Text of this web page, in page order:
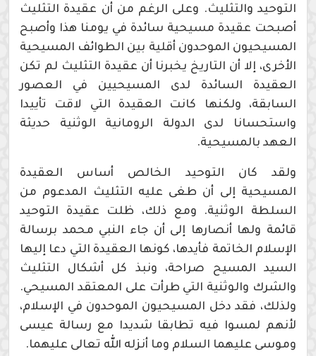
التوحيد والتثليث. وعلى الرغم من أن عقيدة التثليث
أصبحت عقيدة مسيحية سائدة في يومنا هذا وأصبح
المسيحيون الموحدون أقلية بين الطوائف المسيحية
الأخرى، إلا أن التاريخ يخبرنا أن عقيدة التثليث لم تكن
العقيدة السائدة لدى المسيحيين في العصور
السابقة، ولكنها كانت العقيدة التي لاقت تأييدا
واستحسانا لدى الدولة الرومانية الوثنية حديثة
العهد بالمسيحية.
ولقد كان التوحيد الخالص أساس العقيدة
المسيحية إلى أن طغى عليه التثليث المدعوم من
السلطة الوثنية. ومع ذلك، ظلت عقيدة التوحيد
قائمة ولها أنصارها إلى أن جاء النبي محمد برسالة
الإسلام الخاتمة فأيدها، كونها العقيدة التي دعا إليها
السيد المسيح صراحة، ونبذ كل أشكال التثليث
والشرك والوثنية التي طرأت على المعتقد المسيحي.
ولذلك، فقد دخل المسيحيون الموحدون في الإسلام،
لأنهم لمسوا فيه تطابقا شديدا مع رسالة عيسى
وموسى عليهما السلام وما أنزله الله تعالى عليهما.